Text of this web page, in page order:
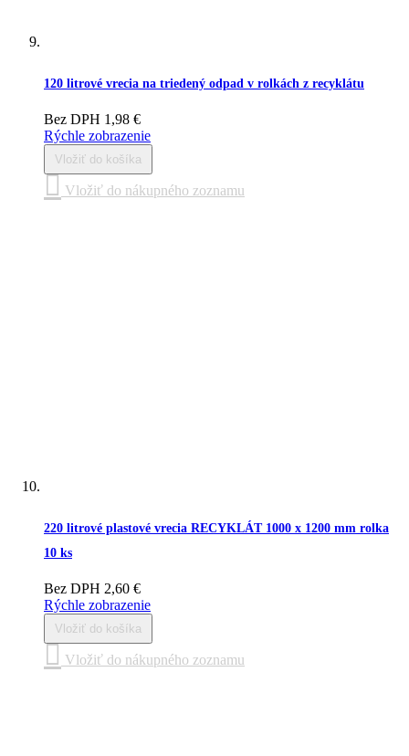
120 litrové vrecia na triedený odpad v rolkách z recyklátu
Bez DPH 1,98 €
Rýchle zobrazenie
Vložiť do košíka
Vložiť do nákupného zoznamu
220 litrové plastové vrecia RECYKLÁT 1000 x 1200 mm rolka
10 ks
Bez DPH 2,60 €
Rýchle zobrazenie
Vložiť do košíka
Vložiť do nákupného zoznamu